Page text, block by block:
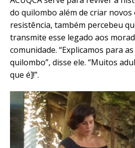
do quilombo além de criar novos
resistência, também percebeu
transmite esse legado aos
comunidade. “Explicamos para
quilombo”, disse ele. “Muitos
que é]!”.